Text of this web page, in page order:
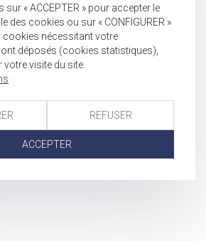
sur « ACCEPTER » pour accepter le
des cookies ou sur « CONFIGURER »
nécessitant votre
déposés (cookies statistiques),
visite du site.
REFUSER
ACCEPTER